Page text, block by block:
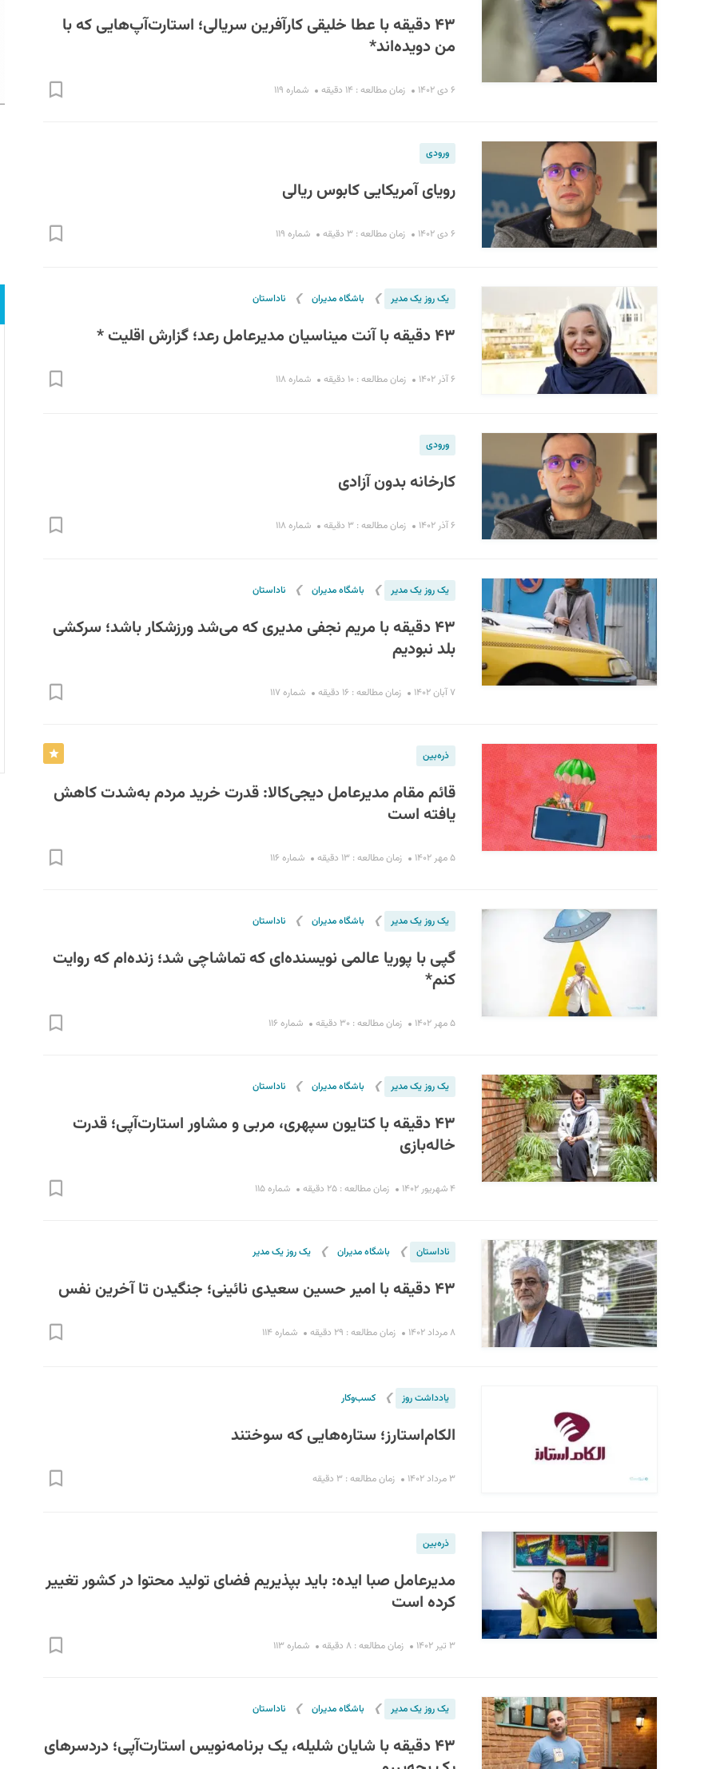
۴۳ دقیقه با عطا خلیقی کارآفرین سریالی؛ استارت‌آپ‌هایی که با
من دویده‌اند*
۶ دی ۱۴۰۲ زمان مطالعه : ۱۴ دقیقه شماره ۱۱۹
ورودی
رویای آمریکایی کابوس ریالی
۶ دی ۱۴۰۲ زمان مطالعه : ۳ دقیقه شماره ۱۱۹
یک روز یک مدیر ❯ باشگاه مدیران ❯ ناداستان
۴۳ دقیقه با آنت میناسیان مدیرعامل رعد؛‌ گزارش اقلیت *
۶ آذر ۱۴۰۲ زمان مطالعه : ۱۰ دقیقه شماره ۱۱۸
ورودی
کارخانه بدون آزادی
۶ آذر ۱۴۰۲ زمان مطالعه : ۳ دقیقه شماره ۱۱۸
یک روز یک مدیر ❯ باشگاه مدیران ❯ ناداستان
۴۳ دقیقه با مریم نجفی مدیری که می‌شد ورزشکار باشد؛ سرکشی
بلد نبودیم
۷ آبان ۱۴۰۲ زمان مطالعه : ۱۶ دقیقه شماره ۱۱۷
ذره‌بین
قائم مقام مدیرعامل دیجی‌کالا: قدرت خرید مردم به‌شدت کاهش
یافته است
۵ مهر ۱۴۰۲ زمان مطالعه : ۱۳ دقیقه شماره ۱۱۶
یک روز یک مدیر ❯ باشگاه مدیران ❯ ناداستان
گپی با پوریا عالمی نویسنده‌ای که تماشاچی شد؛ زنده‌ام که روایت
کنم*
۵ مهر ۱۴۰۲ زمان مطالعه : ۳۰ دقیقه شماره ۱۱۶
یک روز یک مدیر ❯ باشگاه مدیران ❯ ناداستان
۴۳ دقیقه با کتایون سپهری، مربی و مشاور استارت‌آپی؛‌ قدرت
خاله‌بازی
۴ شهریور ۱۴۰۲ زمان مطالعه : ۲۵ دقیقه شماره ۱۱۵
ناداستان ❯ باشگاه مدیران ❯ یک روز یک مدیر
۴۳ دقیقه با امیر حسین سعیدی نائینی؛ جنگیدن تا آخرین نفس
۸ مرداد ۱۴۰۲ زمان مطالعه : ۲۹ دقیقه شماره ۱۱۴
یادداشت روز ❯ کسب‌و‌کار
الکام‌استارز؛ ستاره‌هایی که سوختند
۳ مرداد ۱۴۰۲ زمان مطالعه : ۳ دقیقه
ذره‌بین
مدیرعامل صبا ایده: باید بپذیریم فضای تولید محتوا در کشور تغییر
کرده است
۳ تیر ۱۴۰۲ زمان مطالعه : ۸ دقیقه شماره ۱۱۳
یک روز یک مدیر ❯ باشگاه مدیران ❯ ناداستان
۴۳ دقیقه با شایان شلیله، یک برنامه‌نویس استارت‌آپی؛ دردسرهای